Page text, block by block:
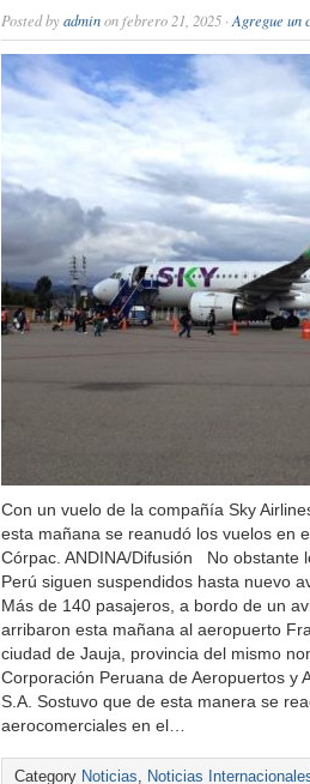
Posted byadminon febrero 21, 2025 · Agregue un
Con un vuelo de la compañía Sky
esta mañana se reanudó los vuelos en
Córpac. ANDINA/Difusión No obstante
Perú siguen suspendidos hasta nuevo
Más de 140 pasajeros, a bordo de un
arribaron esta mañana al aeropuerto
ciudad de Jauja, provincia del mismo
Corporación Peruana de Aeropuertos y
S.A. Sostuvo que de esta manera se
aerocomerciales en el…
Category Noticias, Noticias